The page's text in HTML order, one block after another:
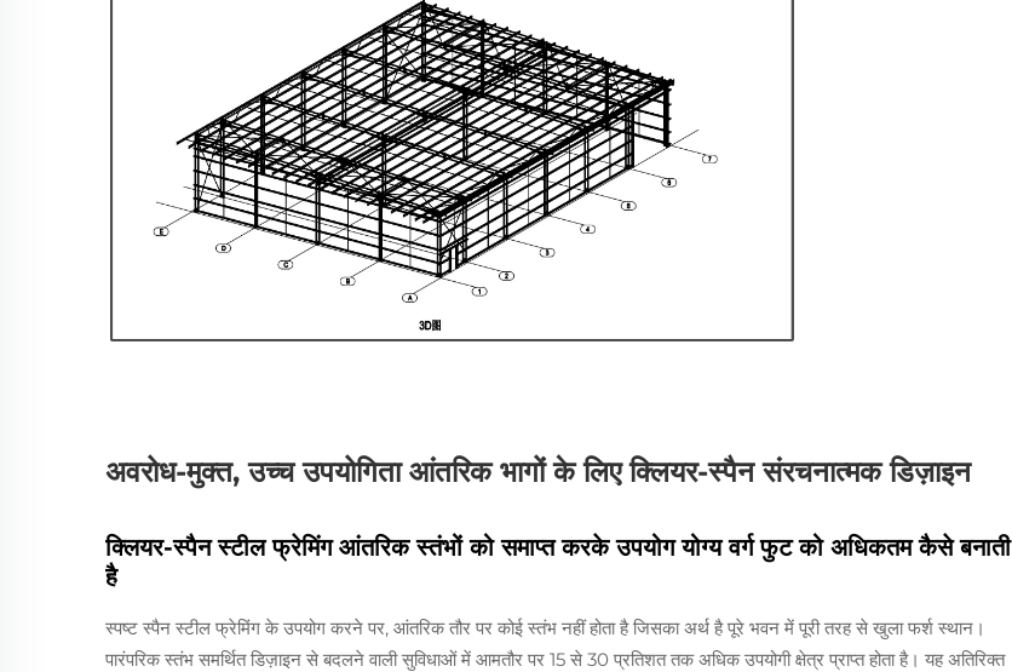
अवरोध-मुक्त, उच्च उपयोगिता आंतरिक भागों के लिए क्लियर-स्पैन संरचनात्मक डिज़ाइन
क्लियर-स्पैन स्टील फ्रेमिंग आंतरिक स्तंभों को समाप्त करके उपयोग योग्य वर्ग फुट को अधिकतम कैसे बनाती
है
स्पष्ट स्पैन स्टील फ्रेमिंग के उपयोग करने पर, आंतरिक तौर पर कोई स्तंभ नहीं होता है जिसका अर्थ है पूरे भवन में पूरी तरह से खुला फर्श स्थान।
पारंपरिक स्तंभ समर्थित डिज़ाइन से बदलने वाली सुविधाओं में आमतौर पर 15 से 30 प्रतिशत तक अधिक उपयोगी क्षेत्र प्राप्त होता है। यह अतिरिक्त